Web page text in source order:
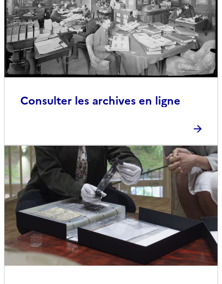
Consulter les archives en ligne